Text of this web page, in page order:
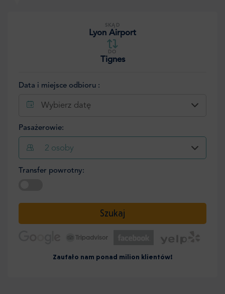
SKĄD
Lyon Airport
DO
Tignes
Data i miejsce odbioru :
Wybierz datę
Pasażerowie:
2 osoby
Transfer powrotny:
Szukaj
Zaufało nam ponad milion klientów!